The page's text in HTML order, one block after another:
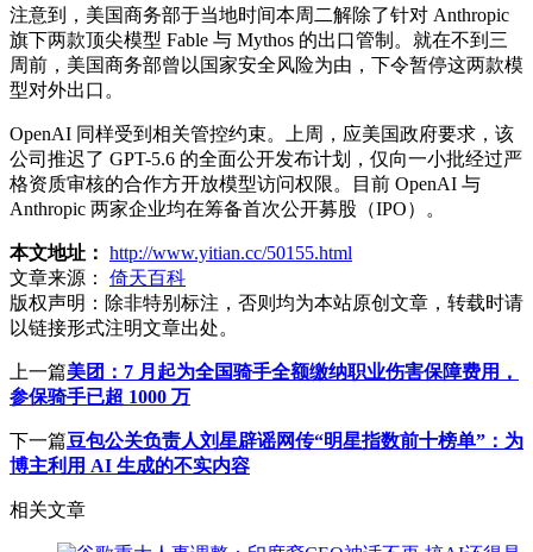
注意到，美国商务部于当地时间本周二解除了针对 Anthropic
旗下两款顶尖模型 Fable 与 Mythos 的出口管制。就在不到三
周前，美国商务部曾以国家安全风险为由，下令暂停这两款模
型对外出口。
OpenAI 同样受到相关管控约束。上周，应美国政府要求，该
公司推迟了 GPT-5.6 的全面公开发布计划，仅向一小批经过严
格资质审核的合作方开放模型访问权限。目前 OpenAI 与
Anthropic 两家企业均在筹备首次公开募股（IPO）。
本文地址： http://www.yitian.cc/50155.html
文章来源：
倚天百科
版权声明： 除非特别标注，否则均为本站原创文章，转载时请
以链接形式注明文章出处。
上一篇美团：7 月起为全国骑手全额缴纳职业伤害保障费用，
参保骑手已超 1000 万
下一篇豆包公关负责人刘星辟谣网传“明星指数前十榜单”：为
博主利用 AI 生成的不实内容
相关文章